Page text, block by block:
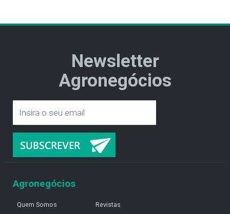
Newsletter
Agronegócios
Agronegócios
Quem Somos
Revistas